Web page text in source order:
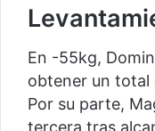
En -55kg,
obtener un total
Por su parte,